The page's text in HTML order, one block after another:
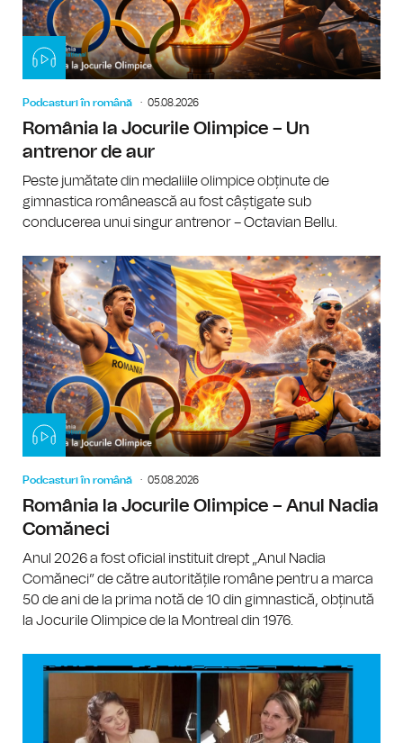
Podcasturi în română 05.08.2026
România la Jocurile Olimpice – Un
antrenor de aur
Peste jumătate din medaliile olimpice obținute de
gimnastica românească au fost câștigate sub
conducerea unui singur antrenor – Octavian Bellu.
Podcasturi în română 05.08.2026
România la Jocurile Olimpice – Anul Nadia
Comăneci
Anul 2026 a fost oficial instituit drept „Anul Nadia
Comăneci” de către autoritățile române pentru a marca
50 de ani de la prima notă de 10 din gimnastică, obținută
la Jocurile Olimpice de la Montreal din 1976.